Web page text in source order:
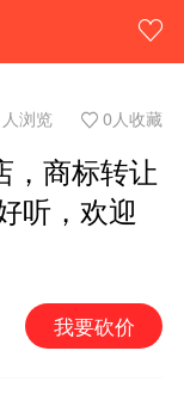
浏览 0人收藏
，商标转让
听，欢迎
我要砍价